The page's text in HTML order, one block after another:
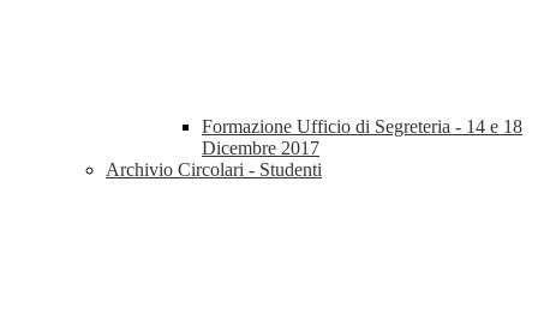
Formazione Ufficio di Segreteria - 14 e 18
Dicembre 2017
Archivio Circolari - Studenti